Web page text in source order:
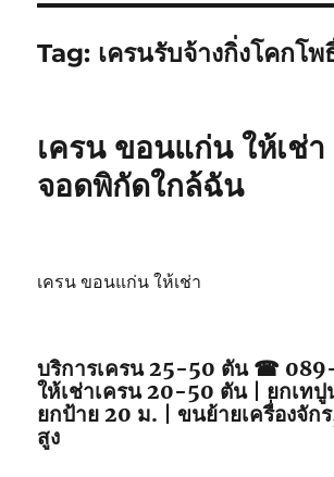
Tag: เครนรับจ้างกิ่งโคกโพ
เครน ขอนแก่น ให้เช่า
จอดพิกัดใกล้ฉัน
เครน ขอนแก่น ให้เช่า
บริการเครน 25-50 ตัน ☎
ให้เช่าเครน 20-50 ตัน | ยกเทปู
ยกป้าย 20 ม. | ขนย้ายเครื่องจัก
สูง